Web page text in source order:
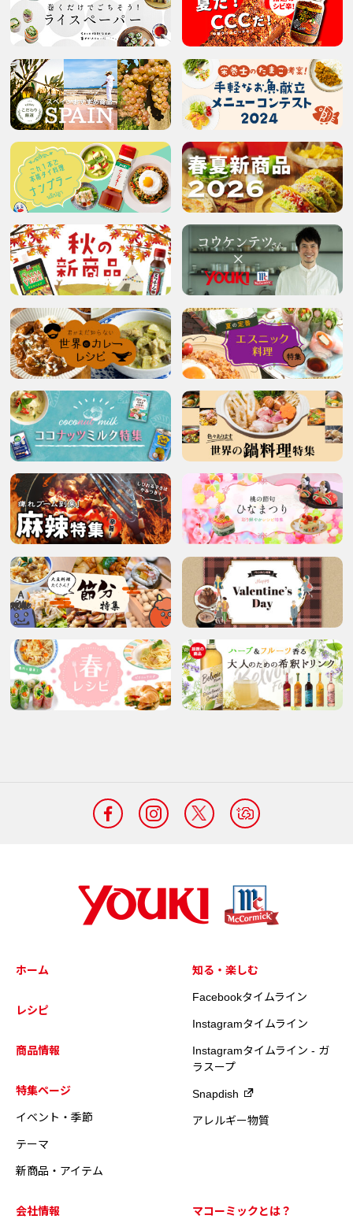
ホーム
レシピ
商品情報
特集ページ
イベント・季節
テーマ
新商品・アイテム
知る・楽しむ
Facebookタイムライン
Instagramタイムライン
Instagramタイムライン - ガ
ラスープ
Snapdish
アレルギー物質
会社情報 マコーミックとは？